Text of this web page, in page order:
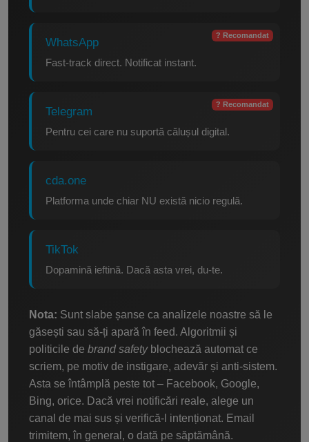
WhatsApp
? Recomandat
Fast-track direct. Notificat instant.
Telegram
? Recomandat
Pentru cei care nu suportă călușul digital.
cda.one
Platforma unde chiar NU există nicio regulă.
TikTok
Dopamină ieftină. Dacă asta vrei, du-te.
Nota: Sunt slabe șanse ca analizele noastre să le
găsești sau să-ți apară în feed. Algoritmii și
politicile de brand safetyblochează automat ce
scriem, pe motiv de instigare, adevăr și anti-sistem.
Asta se întâmplă peste tot – Facebook, Google,
Bing, orice. Dacă vrei notificări reale, alege un
canal de mai sus și verifică-l intenționat. Email
trimitem, în general, o dată pe săptămână.